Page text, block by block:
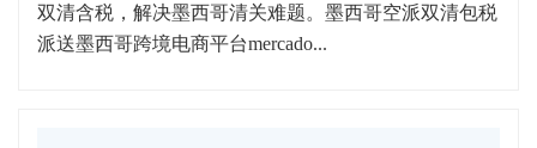
双清含税，解决墨西哥清关难题。墨西哥空派双清包税
派送墨西哥跨境电商平台mercado...